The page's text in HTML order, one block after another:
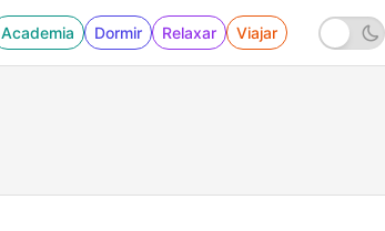
Academia Dormir Relaxar Viajar